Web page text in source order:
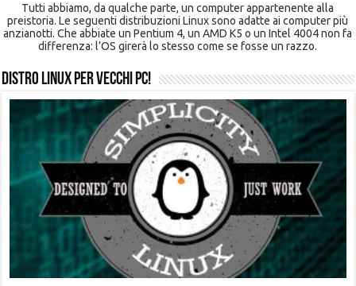
Tutti abbiamo, da qualche parte, un computer appartenente alla
preistoria. Le seguenti distribuzioni Linux sono adatte ai computer più
anzianotti. Che abbiate un Pentium 4, un AMD K5 o un Intel 4004 non fa
differenza: l’OS girerà lo stesso come se fosse un razzo.
Distro Linux per Vecchi PC!